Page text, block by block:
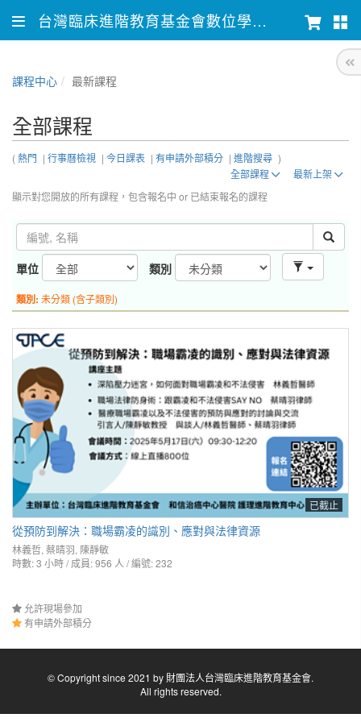
台灣臨床進階教育基金會數位學習平台
課程中心 最新課程
全部課程
(熱門 | 行事曆檢視 | 今日課表 | 有申請外部積分 | 進階搜尋 )
全部課程
最新上架
顯示對您開放的所有課程，包含報名中 or 已結束報名的課程
單位 類別
類別: 未分類 (含子類別)
已截止
從預防到解決：職場霸凌的識別、應對與法律資源
林義哲, 蔡晴羽, 陳靜敏
時數: 3 小時 / 成員: 956 人 / 編號: 232
允許現場參加
有申請外部積分
© Copyright since 2021 by 財團法人台灣臨床進階教育基金會.
All rights reserved.